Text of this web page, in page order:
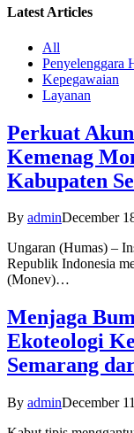
Latest Articles
All
Penyelenggara
Kepegawaian
Layanan
Perkuat
Kemenag
Kabupaten
By adminDecember
Ungaran (Humas) –
Republik Indonesia
(Monev)…
Menjaga
Ekoteologi
Semarang
By adminDecember